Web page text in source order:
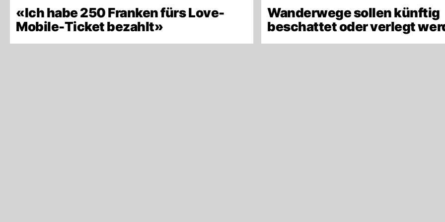
«Ich habe 250 Franken fürs Love-
Mobile-Ticket bezahlt»
Wanderwege sollen künftig
beschattet oder verlegt